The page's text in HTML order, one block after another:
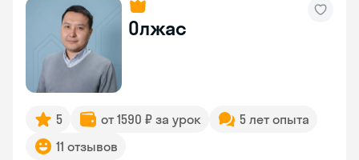
Олжас
5 от 1590 ₽ за урок
5 лет опыта
11 отзывов